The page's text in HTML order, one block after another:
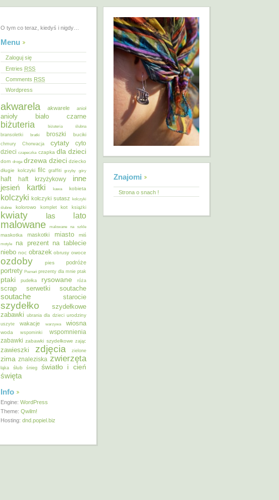
O tym co teraz, kiedyś i nigdy…
Menu
Zaloguj się
Entries RSS
Comments RSS
Wordpress
akwarela akwarele anioł
anioły biało czarne
biżuteria
biżuteria ślubna
bransoletki
bratki broszki buciki
chmury Chorwacja cytaty
cyto
dzieci czapeczka czapka dla dzieci
dom droga drzewa dzieci dziecko
długie kolczyki filc graffiti grzyby góry
haft haft krzyżykowy inne
jesień kartki kawa kobieta
kolczyki kolczyki sutasz kolczyki
ślubne
kolorowo komplet kot książki
kwiaty las lato
malowane malowane na szkle
maskotka maskotki miasto miś
motyle na prezent na tablecie
niebo noc obrazek obrusy owoce
ozdoby pies podróże
portrety Poznań prezenty dla mnie ptak
ptaki pudełka rysowane róża
scrap serwetki soutache
soutache starocie
szydełko
szydełkowe
zabawki ubrania dla dzieci urodziny
uszyte wakacje warzywa wiosna
woda wspominki
wspomnienia
zabawki zabawki szydełkowe zając
zawieszki zdjęcia zielone
zima znaleziska zwierzęta
łąka ślub śnieg światło i cień
święta
Info
Engine: WordPress
Theme: Qwilm!
Hosting: dnd.popiel.biz
Znajomi
Strona o snach !